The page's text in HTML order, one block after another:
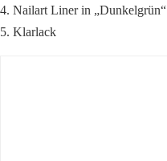
4. Nailart Liner in „Dunkelgrün“
5. Klarlack